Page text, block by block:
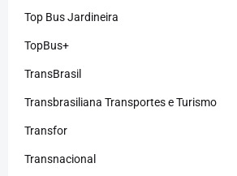
Top Bus Jardineira
TopBus+
TransBrasil
Transbrasiliana Transportes e Turismo
Transfor
Transnacional